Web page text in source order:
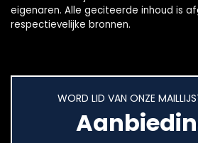
eigenaren. Alle geciteerde inhoud is
respectievelijke bronnen.
WORD LID VAN ONZE